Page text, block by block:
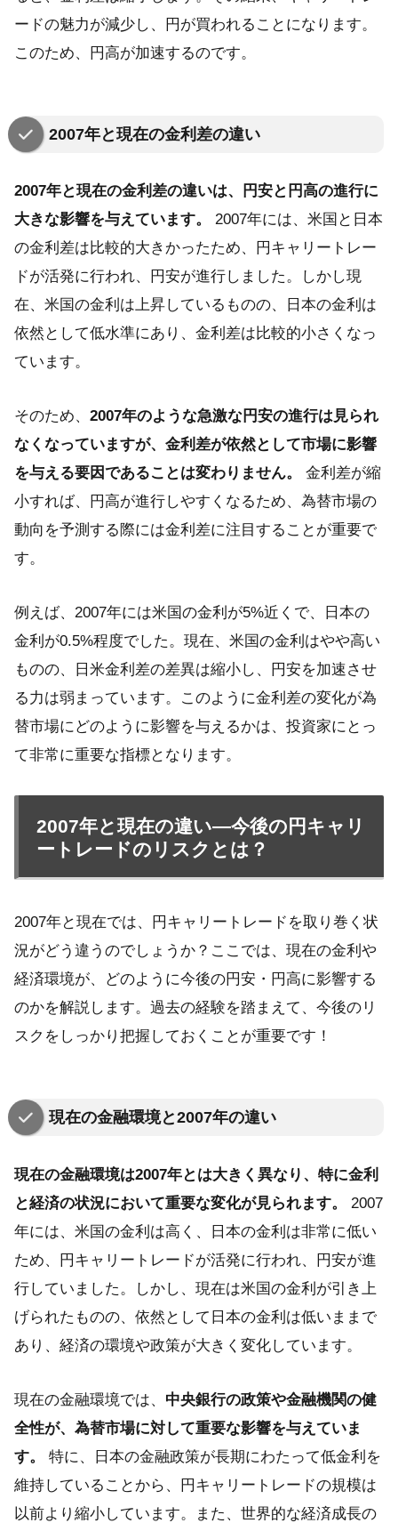
ードの魅力が減少し、円が買われることになります。
このため、円高が加速するのです。
2007年と現在の金利差の違い
2007年と現在の金利差の違いは、円安と円高の進行に
大きな影響を与えています。
2007年には、米国と日本
の金利差は比較的大きかったため、円キャリートレー
ドが活発に行われ、円安が進行しました。しかし現
在、米国の金利は上昇しているものの、日本の金利は
依然として低水準にあり、金利差は比較的小さくなっ
ています。
そのため、 2007年のような急激な円安の進行は見られ
なくなっていますが、金利差が依然として市場に影響
を与える要因であることは変わりません。
金利差が縮
小すれば、円高が進行しやすくなるため、為替市場の
動向を予測する際には金利差に注目することが重要で
す。
例えば、2007年には米国の金利が5%近くで、日本の
金利が0.5%程度でした。現在、米国の金利はやや高い
ものの、日米金利差の差異は縮小し、円安を加速させ
る力は弱まっています。このように金利差の変化が為
替市場にどのように影響を与えるかは、投資家にとっ
て非常に重要な指標となります。
2007年と現在の違い—今後の円キャリ
ートレードのリスクとは？
2007年と現在では、円キャリートレードを取り巻く状
況がどう違うのでしょうか？ここでは、現在の金利や
経済環境が、どのように今後の円安・円高に影響する
のかを解説します。過去の経験を踏まえて、今後のリ
スクをしっかり把握しておくことが重要です！
現在の金融環境と2007年の違い
現在の金融環境は2007年とは大きく異なり、特に金利
と経済の状況において重要な変化が見られます。
2007
年には、米国の金利は高く、日本の金利は非常に低い
ため、円キャリートレードが活発に行われ、円安が進
行していました。しかし、現在は米国の金利が引き上
げられたものの、依然として日本の金利は低いままで
あり、経済の環境や政策が大きく変化しています。
現在の金融環境では、 中央銀行の政策や金融機関の健
全性が、為替市場に対して重要な影響を与えていま
す。
特に、日本の金融政策が長期にわたって低金利を
維持していることから、円キャリートレードの規模は
以前より縮小しています。また、世界的な経済成長の